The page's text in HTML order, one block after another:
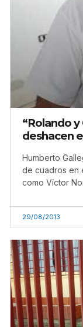
“Rolando
deshacen
Humberto
de cuadros en
como Víctor
29/08/2013